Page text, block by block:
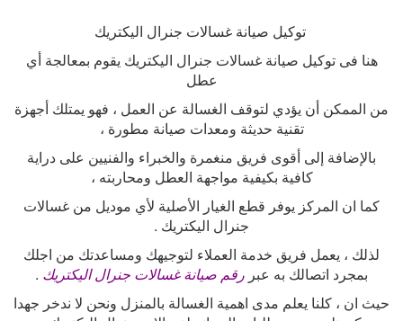
توكيل صيانة غسالات جنرال اليكتريك
هنا فى توكيل صيانة غسالات جنرال اليكتريك يقوم بمعالجة أي
عطل
من الممكن أن يؤدي لتوقف الغسالة عن العمل ، فهو يمتلك أجهزة
تقنية حديثة ومعدات صيانة مطورة ،
بالإضافة إلى أقوى فريق منغمرة والخبراء والفنيين على دراية
كافية بكيفية مواجهة العطل ومحاربته ،
كما ان المركز يوفر قطع الغيار الأصلية لأي موديل من غسالات
جنرال اليكتريك .
لذلك ، يعمل فريق خدمة العملاء لتوجيهك ومساعدتك من اجلك
بمجرد اتصالك به عبر رقم صيانة غسالات جنرال اليكتريك .
حيث ان ، كلنا يعلم مدى اهمية الغسالة بالمنزل ونحن لا ندخر جهدا